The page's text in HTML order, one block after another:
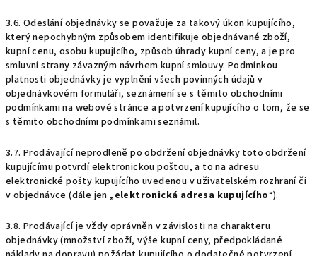
3.6. Odeslání objednávky se považuje za takový úkon kupujícího,
který nepochybným způsobem identifikuje objednávané zboží,
kupní cenu, osobu kupujícího, způsob úhrady kupní ceny, a je pro
smluvní strany závazným návrhem kupní smlouvy. Podmínkou
platnosti objednávky je vyplnění všech povinných údajů v
objednávkovém formuláři, seznámení se s těmito obchodními
podmínkami na webové stránce a potvrzení kupujícího o tom, že se
s těmito obchodními podmínkami seznámil.
3.7. Prodávající neprodleně po obdržení objednávky toto obdržení
kupujícímu potvrdí elektronickou poštou, a to na adresu
elektronické pošty kupujícího uvedenou v uživatelském rozhraní či
v objednávce (dále jen „elektronická adresa kupujícího“).
3.8. Prodávající je vždy oprávněn v závislosti na charakteru
objednávky (množství zboží, výše kupní ceny, předpokládané